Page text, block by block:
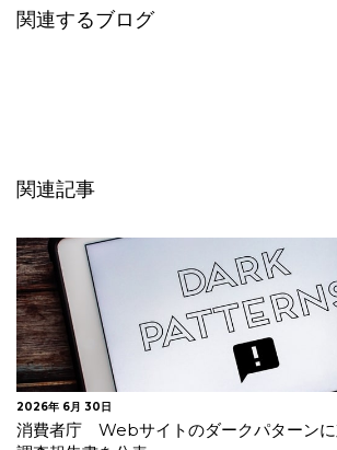
関連するブログ
関連記事
2026年 6月 5日
米テキサス州 司法長官がWhatsAppらの